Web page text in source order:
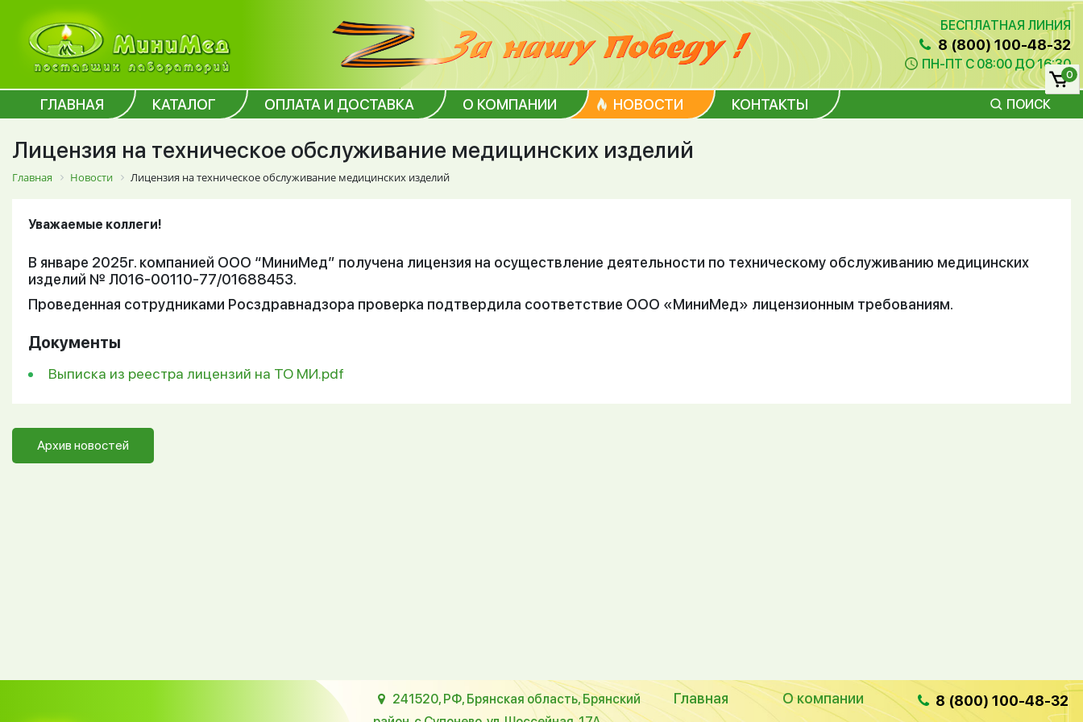
БЕСПЛАТНАЯ ЛИНИЯ
8 (800) 100-48-32
ПН-ПТ С 08:00 ДО 16:30
ГЛАВНАЯ КАТАЛОГ ОПЛАТА И ДОСТАВКА О КОМПАНИИ НОВОСТИ КОНТАКТЫ ПОИСК
0
Лицензия на техническое обслуживание медицинских изделий
Главная Новости Лицензия на техническое обслуживание медицинских изделий
Уважаемые коллеги!
В январе 2025г. компанией ООО “МиниМед” получена лицензия на осуществление деятельности по техническому обслуживанию медицинских
изделий № Л016-00110-77/01688453.
Проведенная сотрудниками Росздравнадзора проверка подтвердила соответствие ООО «МиниМед» лицензионным требованиям.
Документы
Выписка из реестра лицензий на ТО МИ.pdf
Архив новостей
241520, РФ, Брянская область, Брянский
Главная
О компании
8 (800) 100-48-32